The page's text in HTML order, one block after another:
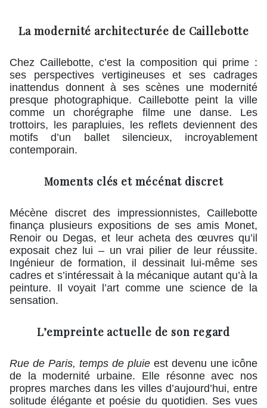
La modernité architecturée de Caillebotte
Chez Caillebotte, c’est la composition qui prime :
ses perspectives vertigineuses et ses cadrages
inattendus donnent à ses scènes une modernité
presque photographique. Caillebotte peint la ville
comme un chorégraphe filme une danse. Les
trottoirs, les parapluies, les reflets deviennent des
motifs d’un ballet silencieux, incroyablement
contemporain.
Moments clés et mécénat discret
Mécène discret des impressionnistes, Caillebotte
finança plusieurs expositions de ses amis Monet,
Renoir ou Degas, et leur acheta des œuvres qu’il
exposait chez lui – un vrai pilier de leur réussite.
Ingénieur de formation, il dessinait lui-même ses
cadres et s’intéressait à la mécanique autant qu’à la
peinture. Il voyait l’art comme une science de la
sensation.
L’empreinte actuelle de son regard
Rue de Paris, temps de pluie est devenu une icône
de la modernité urbaine. Elle résonne avec nos
propres marches dans les villes d’aujourd’hui, entre
solitude élégante et poésie du quotidien. Ses vues